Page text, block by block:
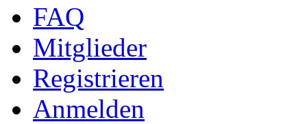
FAQ
Mitglieder
Registrieren
Anmelden